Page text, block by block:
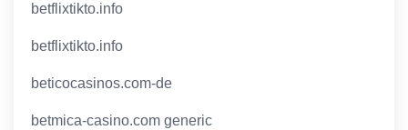
betflixtikto.info
betflixtikto.info
beticocasinos.com-de
betmica-casino.com generic